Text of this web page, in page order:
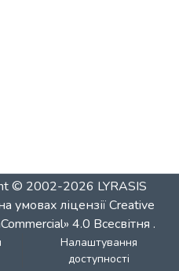
© 2002-2026 LYRASIS
умовах ліцензіїCreative
4.0 Всесвітня .
Налаштування
доступності